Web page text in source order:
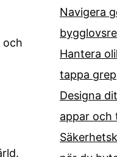
och
Navigera
Hantera
tappa
Designa
appar och